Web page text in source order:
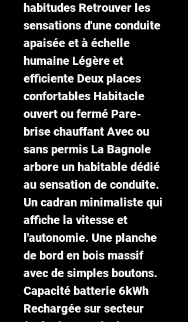
habitudes Retrouver les
sensations d'une conduite
apaisée et à échelle
humaine Légère et
efficiente Deux places
confortables Habitacle
ouvert ou fermé Pare-
brise chauffant Avec ou
sans permis La Bagnole
arbore un habitable dédié
au sensation de conduite.
Un cadran minimaliste qui
affiche la vitesse et
l'autonomie. Une planche
de bord en bois massif
avec de simples boutons.
Capacité batterie 6kWh
Rechargée sur secteur